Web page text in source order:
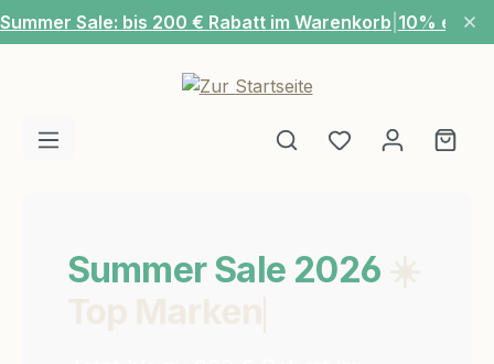
Zum Hauptinhalt springen
Summer Sale: bis 200 € Rabatt im Warenkorb 10% extra
Du hast 0
Summer Sale 2026